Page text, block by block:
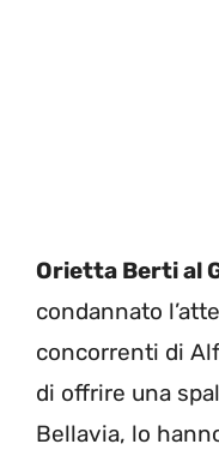
Orietta Berti al
condannato
concorrenti di
di offrire una
Bellavia, lo